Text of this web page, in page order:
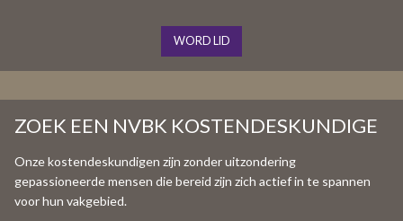
WORD LID
ZOEK EEN NVBK KOSTENDESKUNDIGE
Onze kostendeskundigen zijn zonder uitzondering
gepassioneerde mensen die bereid zijn zich actief in te spannen
voor hun vakgebied.